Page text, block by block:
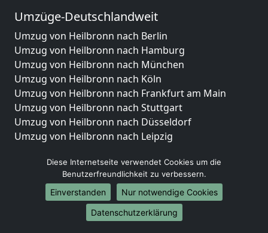
Umzüge-Deutschlandweit
Umzug von Heilbronn nach Berlin
Umzug von Heilbronn nach Hamburg
Umzug von Heilbronn nach München
Umzug von Heilbronn nach Köln
Umzug von Heilbronn nach Frankfurt am Main
Umzug von Heilbronn nach Stuttgart
Umzug von Heilbronn nach Düsseldorf
Umzug von Heilbronn nach Leipzig
Umzug von Heilbronn nach Essen
Umzug von Heilbronn nach Bremen
Umzug von Heilbronn nach Dresden
Umzug von Heilbronn nach Hannover
Umzug von Heilbronn nach Nürnberg
Diese Internetseite verwendet Cookies um die
Benutzerfreundlichkeit zu verbessern.
Einverstanden
Nur notwendige Cookies
Datenschutzerklärung